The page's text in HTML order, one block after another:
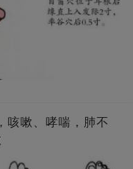
咳嗽、哮喘，肺不